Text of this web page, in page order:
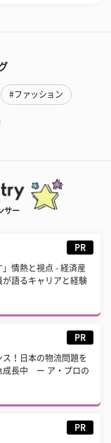
#ファッション
サー
PR
」情熱と視点 - 経済産
が語るキャリアと経験
PR
ス！日本の物流問題を
成長中 ー ア・プロの
PR